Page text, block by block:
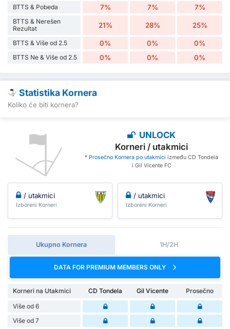
BTTS & Pobeda 7% 7% 7%
BTTS & Nerešen
Rezultat
21% 28% 25%
BTTS & Više od 2.5 0% 0% 0%
BTTS Ne & Više od 2.5 0% 0% 0%
Statistika Kornera
Koliko će biti kornera?
UNLOCK
Korneri / utakmici
* Prosečno Kornera po utakmiciizmeđu CD Tondela
i Gil Vicente FC
/ utakmici
Izboreni Korneri
/ utakmici
Izboreni Korneri
Ukupno Kornera 1H/2H
DATA FOR PREMIUM MEMBERS ONLY
Korneri na Utakmici CD Tondela Gil Vicente
Prosečno
Više od 6
Više od 7